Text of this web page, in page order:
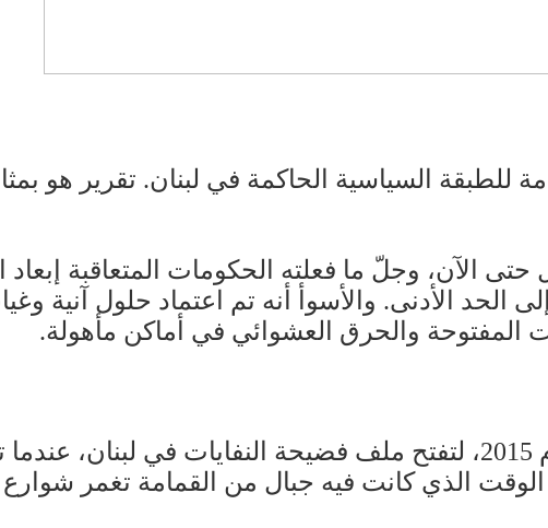
للطبقة السياسية الحاكمة في لبنان. تقرير هو
في لبنان ذروتها عام 2015، ولم تحل حتى الآن، وجلّ ما فعلته الحكومات
الحد الأدنى. والأسوأ أنه تم اعتماد حلول آنية
المفتوحة والحرق العشوائي في أماكن مأهولة.
تعود صحيفة "نيويورك تايمز" الأميركية بالذاكرة إلى عام 2015، لتفتح ملف فضيحة النفايات
الوقت الذي كانت فيه جبال من القمامة تغمر